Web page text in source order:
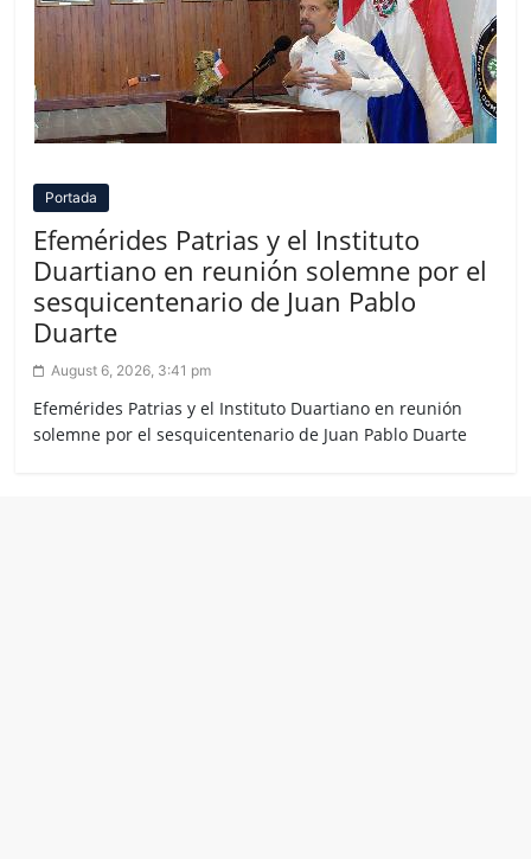
Portada
Efemérides Patrias y el Instituto
Duartiano en reunión solemne por el
sesquicentenario de Juan Pablo
Duarte
August 6, 2026, 3:41 pm
Efemérides Patrias y el Instituto Duartiano en reunión
solemne por el sesquicentenario de Juan Pablo Duarte